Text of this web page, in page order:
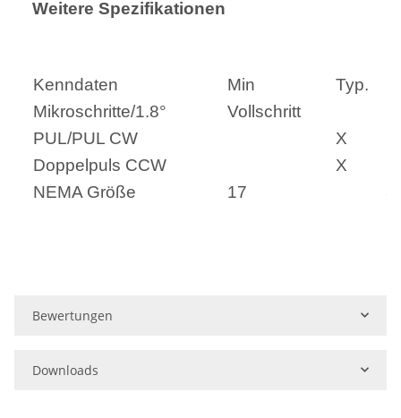
Weitere Spezifikationen
Kenndaten Min Typ.
Mikroschritte/1.8°
Vollschritt
PUL/PUL CW
X
Doppelpuls CCW
X
NEMA Größe
17
Bewertungen
Downloads